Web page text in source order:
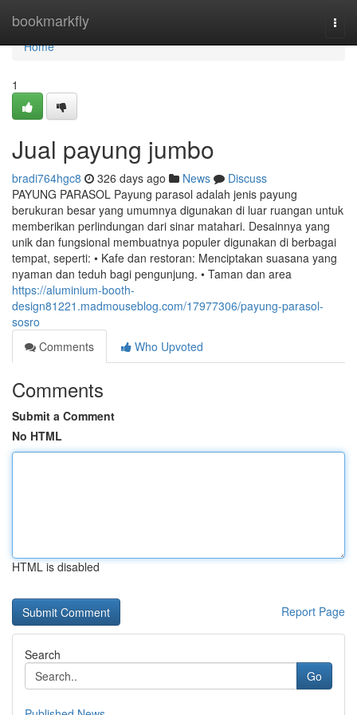
bookmarkfly
Home
Home
1
Jual payung jumbo
bradi764hgc8 326 days ago News
Discuss
PAYUNG PARASOL Payung parasol adalah jenis payung
berukuran besar yang umumnya digunakan di luar ruangan untuk
memberikan perlindungan dari sinar matahari. Desainnya yang
unik dan fungsional membuatnya populer digunakan di berbagai
tempat, seperti: • Kafe dan restoran: Menciptakan suasana yang
nyaman dan teduh bagi pengunjung. • Taman dan area
https://aluminium-booth-
design81221.madmouseblog.com/17977306/payung-parasol-
sosro
Comments
Who Upvoted
Comments
Submit a Comment
No HTML
HTML is disabled
Report Page
Search
Go